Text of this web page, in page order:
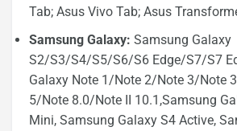
Tab; Asus Vivo Tab; Asus
Samsung Galaxy: Samsung Galaxy
S2/S3/S4/S5/S6/S6 Edge/S7/S7
Galaxy Note 1/Note 2/Note 3/Note
5/Note 8.0/Note II 10.1,Samsung
Mini, Samsung Galaxy S4 Active,